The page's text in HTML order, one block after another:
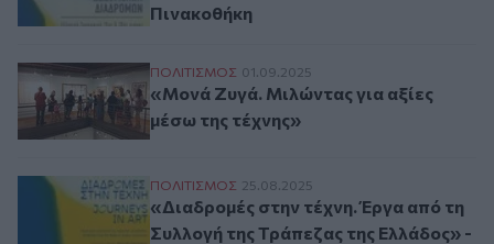
Πινακοθήκη
«Μονά Ζυγά. Μιλώντας για αξίες μέσω
ΠΟΛΙΤΙΣΜΟΣ 01.09.2025
«Μονά Ζυγά. Μιλώντας για αξίες
μέσω της τέχνης»
«Διαδρομές στην τέχνη. Έργα από τη
ΠΟΛΙΤΙΣΜΟΣ 25.08.2025
«Διαδρομές στην τέχνη. Έργα από τη
Συλλογή της Τράπεζας της Ελλάδος» -